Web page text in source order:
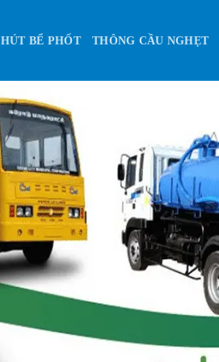
HÚT BỂ PHỐT THÔNG CẦU NGHẸT